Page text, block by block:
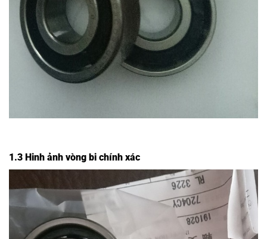
1.3 Hinh ảnh vòng bi chính xác